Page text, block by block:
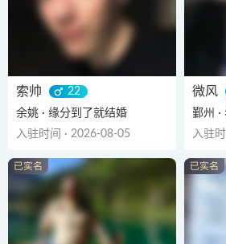
索帅
22
余姚 · 缘分到了就结婚
入驻时间 · 2026-08-05
微风
鄞州
入驻